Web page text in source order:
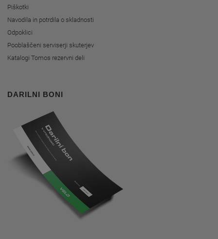
Piškotki
Navodila in potrdila o skladnosti
Odpoklici
Pooblaščeni serviserji skuterjev
Katalogi Tomos rezervni deli
DARILNI BONI